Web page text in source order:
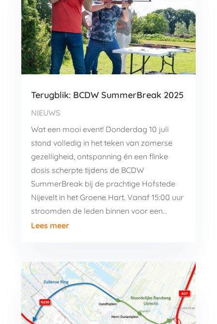
Terugblik: BCDW SummerBreak 2025
NIEUWS
Wat een mooi event! Donderdag 10 juli
stond volledig in het teken van zomerse
gezelligheid, ontspanning én een flinke
dosis scherpte tijdens de BCDW
SummerBreak bij de prachtige Hofstede
Nijevelt in het Groene Hart. Vanaf 15:00 uur
stroomden de leden binnen voor een...
Lees meer